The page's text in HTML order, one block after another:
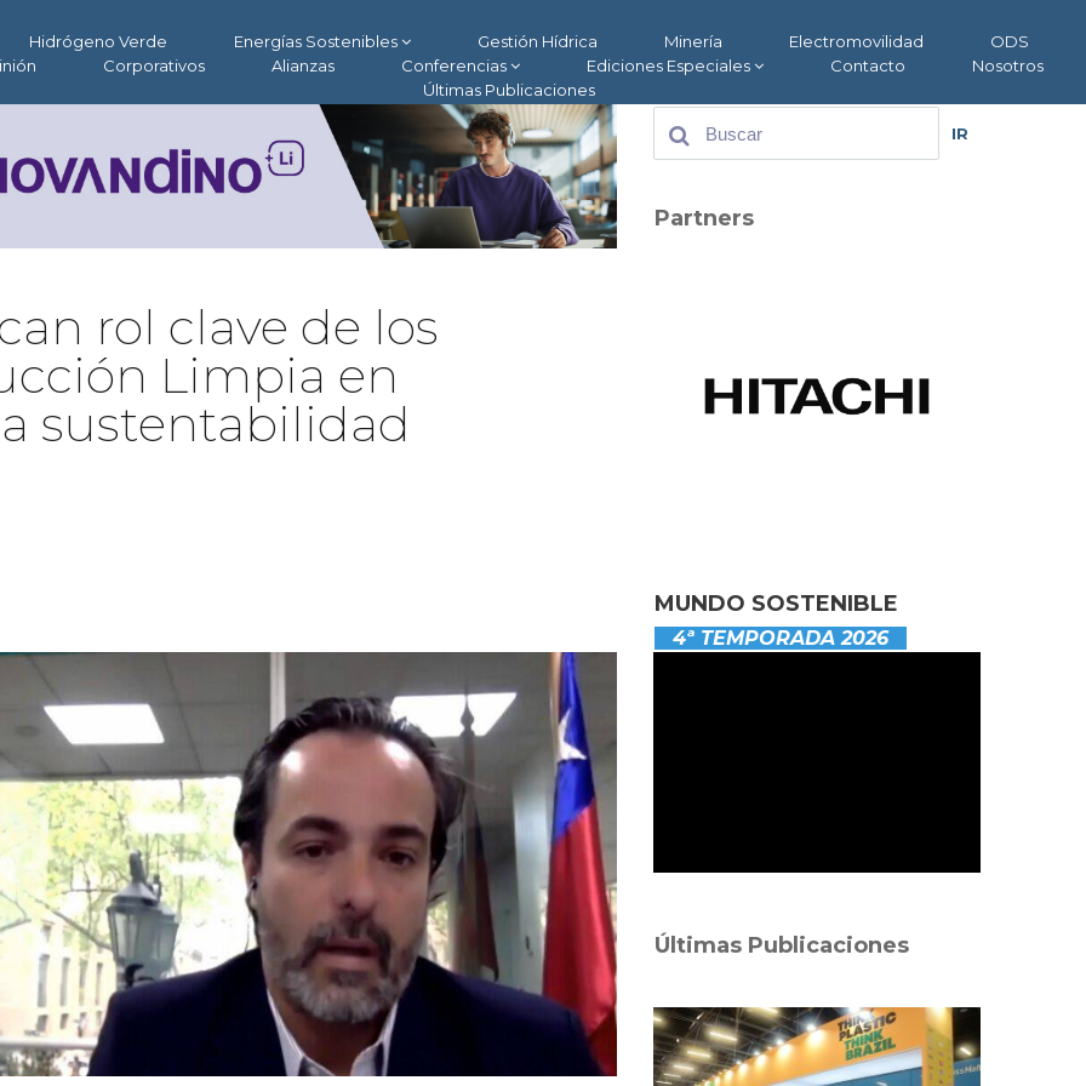
Hidrógeno Verde Energías Sostenibles Gestión Hídrica Minería Electromovilidad
ODS
Corporativos Alianzas Conferencias Ediciones Especiales Contacto
Nosotros
Últimas Publicaciones
rol clave de los
Limpia en
sustentabilidad
IR
Partners
MUNDO SOSTENIBLE
4ª TEMPORADA 2026
Últimas Publicaciones